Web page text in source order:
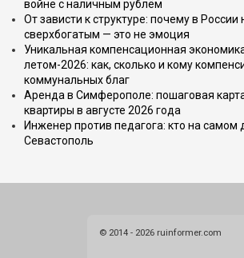
войне с наличным рублём
От зависти к структуре: почему в России
сверхбогатым — это не эмоция
Уникальная компенсационная
летом-2026: как, сколько и кому
коммунальных благ
Аренда в Симферополе: пошаговая
квартиры в августе 2026 года
Инженер против педагога: кто на самом
Севастополь
© 2014 - 2026 ruinformer.com